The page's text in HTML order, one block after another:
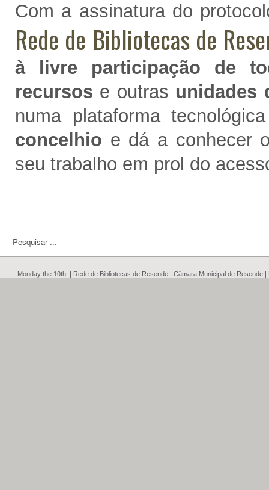
Com a assinatura do
Rede de Bibliotecas de
à livre participação de
recursos e outras unidades
numa plataforma
concelhio e dá a conhecer
seu trabalho em prol do
Monday the 10th. | Rede de Bibliotecas de Resende | Câmara Municipal de